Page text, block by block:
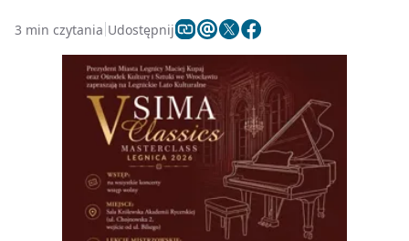
3 min czytania Udostępnij